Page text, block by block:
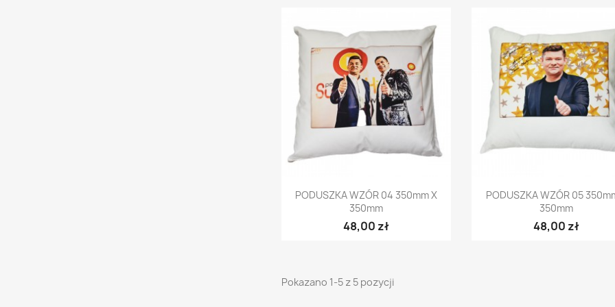
Szybki podgląd
PODUSZKA WZÓR 04 350mm X
350mm
48,00 zł
Szybki podgląd
PODUSZKA WZÓR 05
350mm
48,00 zł
Pokazano 1-5 z 5 pozycji